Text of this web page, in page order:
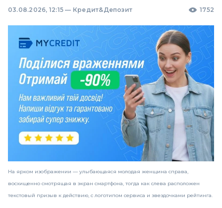
03.08.2026, 12:15 — Кредит&Депозит 1752
На ярком изображении — улыбающаяся молодая женщина справа,
восхищенно смотрящая в экран смартфона, тогда как слева расположен
текстовый призыв к действию, с логотипом сервиса и звездочками рейтинга.